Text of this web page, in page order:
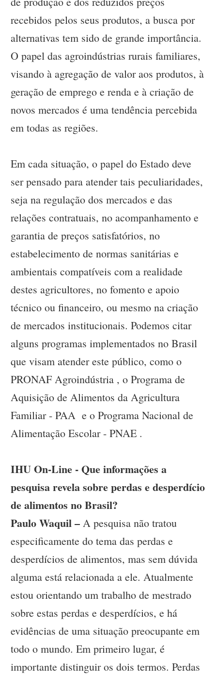
recebidos pelos seus produtos, a busca por
alternativas tem sido de grande importância.
O papel das agroindústrias rurais familiares,
visando à agregação de valor aos produtos, à
geração de emprego e renda e à criação de
novos mercados é uma tendência percebida
em todas as regiões.
Em cada situação, o papel do Estado deve
ser pensado para atender tais peculiaridades,
seja na regulação dos mercados e das
relações contratuais, no acompanhamento e
garantia de preços satisfatórios, no
estabelecimento de normas sanitárias e
ambientais compatíveis com a realidade
destes agricultores, no fomento e apoio
técnico ou financeiro, ou mesmo na criação
de mercados institucionais. Podemos citar
alguns programas implementados no Brasil
que visam atender este público, como o
PRONAF Agroindústria , o Programa de
Aquisição de Alimentos da Agricultura
Familiar - PAA e o Programa Nacional de
Alimentação Escolar - PNAE .
IHU On-Line - Que informações a
pesquisa revela sobre perdas e desperdício
de alimentos no Brasil?
Paulo Waquil – A pesquisa não tratou
especificamente do tema das perdas e
desperdícios de alimentos, mas sem dúvida
alguma está relacionada a ele. Atualmente
estou orientando um trabalho de mestrado
sobre estas perdas e desperdícios, e há
evidências de uma situação preocupante em
todo o mundo. Em primeiro lugar, é
importante distinguir os dois termos. Perdas